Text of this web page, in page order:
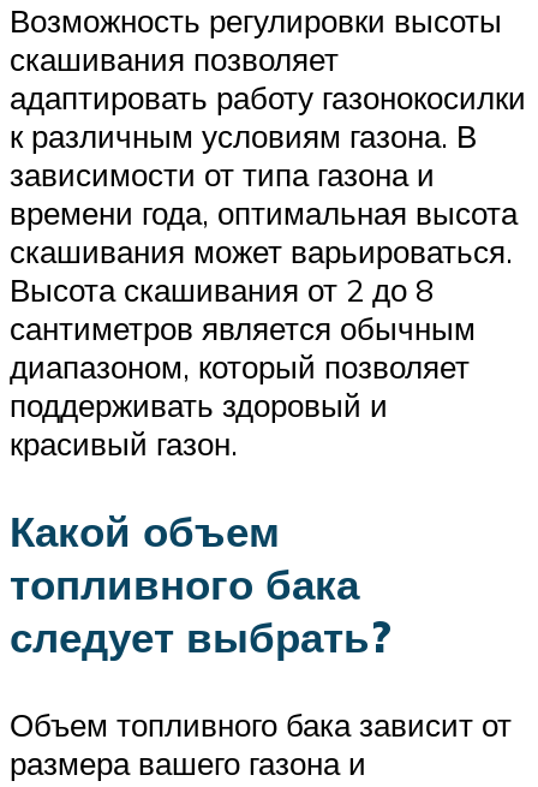
Возможность регулировки высоты
скашивания позволяет
адаптировать работу газонокосилки
к различным условиям газона. В
зависимости от типа газона и
времени года, оптимальная высота
скашивания может варьироваться.
Высота скашивания от 2 до 8
сантиметров является обычным
диапазоном, который позволяет
поддерживать здоровый и
красивый газон.
Какой объем
топливного бака
следует выбрать?
Объем топливного бака зависит от
размера вашего газона и